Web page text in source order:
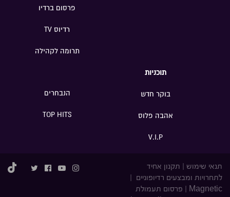
פרסום ברדיו
רדיוס TV
תרומה לקהילה
תוכניות
בוקר חדש
אהבה פלוס
V.I.P
הנבחרים
TOP HITS
תנאי שימוש
תקנון אחיד
לתחרויות ומבצעים רדיופוניים
Magnetic
פרסום תעמולת